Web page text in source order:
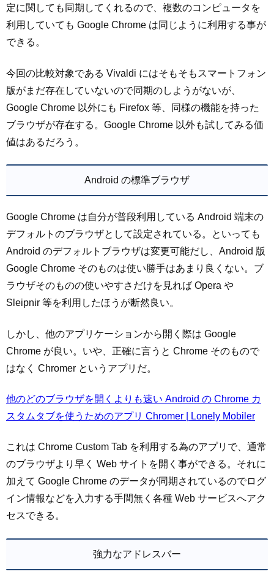
定に関しても同期してくれるので、複数のコンピュータを
利用していても Google Chrome は同じように利用する事が
できる。
今回の比較対象である Vivaldi にはそもそもスマートフォン
版がまだ存在していないので同期のしようがないが、
Google Chrome 以外にも Firefox 等、同様の機能を持った
ブラウザが存在する。Google Chrome 以外も試してみる価
値はあるだろう。
Android の標準ブラウザ
Google Chrome は自分が普段利用している Android 端末の
デフォルトのブラウザとして設定されている。といっても
Android のデフォルトブラウザは変更可能だし、Android 版
Google Chrome そのものは使い勝手はあまり良くない。ブ
ラウザそのものの使いやすさだけを見れば Opera や
Sleipnir 等を利用したほうが断然良い。
しかし、他のアプリケーションから開く際は Google
Chrome が良い。いや、正確に言うと Chrome そのもので
はなく Chromer というアプリだ。
他のどのブラウザを開くよりも速い Android の Chrome カ
スタムタブを使うためのアプリ Chromer | Lonely Mobiler
これは Chrome Custom Tab を利用する為のアプリで、通常
のブラウザより早く Web サイトを開く事ができる。それに
加えて Google Chrome のデータが同期されているのでログ
イン情報などを入力する手間無く各種 Web サービスへアク
セスできる。
強力なアドレスバー